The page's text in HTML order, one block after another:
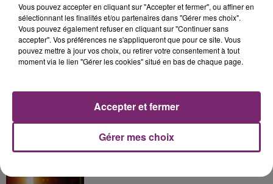
La Bulle - Guinguette éphémère
éclipse solaire du 12 Août 2026
Vous pouvez accepter en cliquant sur "Accepter et fermer", ou affiner en
sélectionnant les finalités et/ou partenaires dans "Gérer mes choix".
Vous pouvez également refuser en cliquant sur "Continuer sans
accepter". Vos préférences ne s'appliqueront que pour ce site. Vous
pouvez mettre à jour vos choix, ou retirer votre consentement à tout
moment via le lien "Gérer les cookies" situé en bas de chaque page.
Gérer mes choix
Accepter et fermer